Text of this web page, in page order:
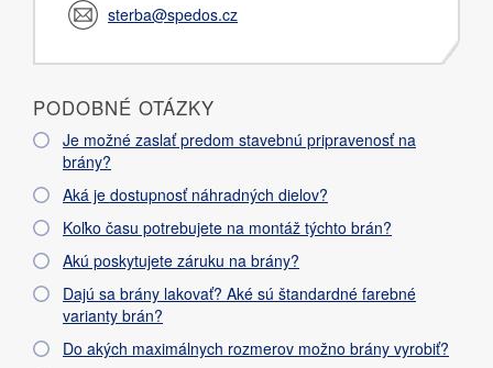
sterba@spedos.cz
PODOBNÉ OTÁZKY
Je možné zaslať predom stavebnú pripravenosť na
brány?
Aká je dostupnosť náhradných dielov?
Koľko času potrebujete na montáž týchto brán?
Akú poskytujete záruku na brány?
Dajú sa brány lakovať? Aké sú štandardné farebné
varianty brán?
Do akých maximálnych rozmerov možno brány vyrobiť?